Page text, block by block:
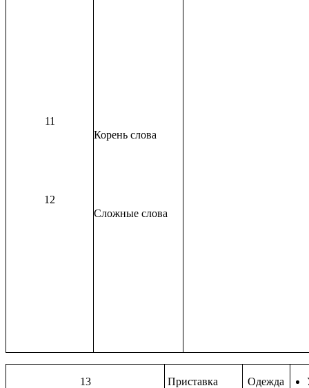
11
12
Корень слова
Сложные слова
13 Приставка Одежда